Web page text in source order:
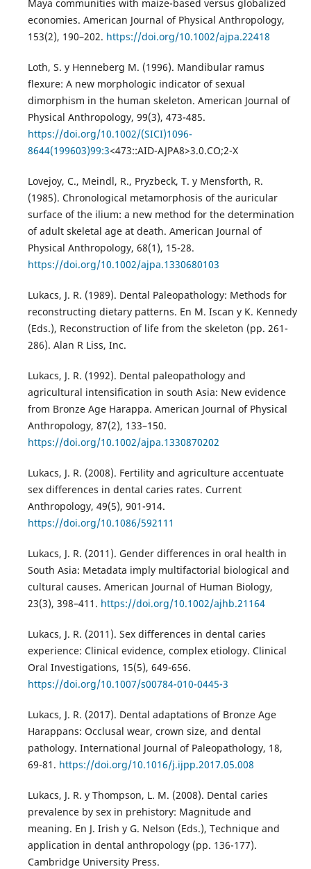
Maya communities with maize-based versus globalized
economies. American Journal of Physical Anthropology,
153(2), 190–202. https://doi.org/10.1002/ajpa.22418
Loth, S. y Henneberg M. (1996). Mandibular ramus
flexure: A new morphologic indicator of sexual
dimorphism in the human skeleton. American Journal of
Physical Anthropology, 99(3), 473-485.
https://doi.org/10.1002/(SICI)1096-
8644(199603)99:3<473::AID-AJPA8>3.0.CO;2-X
Lovejoy, C., Meindl, R., Pryzbeck, T. y Mensforth, R.
(1985). Chronological metamorphosis of the auricular
surface of the ilium: a new method for the determination
of adult skeletal age at death. American Journal of
Physical Anthropology, 68(1), 15-28.
https://doi.org/10.1002/ajpa.1330680103
Lukacs, J. R. (1989). Dental Paleopathology: Methods for
reconstructing dietary patterns. En M. Iscan y K. Kennedy
(Eds.), Reconstruction of life from the skeleton (pp. 261-
286). Alan R Liss, Inc.
Lukacs, J. R. (1992). Dental paleopathology and
agricultural intensification in south Asia: New evidence
from Bronze Age Harappa. American Journal of Physical
Anthropology, 87(2), 133–150.
https://doi.org/10.1002/ajpa.1330870202
Lukacs, J. R. (2008). Fertility and agriculture accentuate
sex differences in dental caries rates. Current
Anthropology, 49(5), 901-914.
https://doi.org/10.1086/592111
Lukacs, J. R. (2011). Gender differences in oral health in
South Asia: Metadata imply multifactorial biological and
cultural causes. American Journal of Human Biology,
23(3), 398–411. https://doi.org/10.1002/ajhb.21164
Lukacs, J. R. (2011). Sex differences in dental caries
experience: Clinical evidence, complex etiology. Clinical
Oral Investigations, 15(5), 649-656.
https://doi.org/10.1007/s00784-010-0445-3
Lukacs, J. R. (2017). Dental adaptations of Bronze Age
Harappans: Occlusal wear, crown size, and dental
pathology. International Journal of Paleopathology, 18,
69-81. https://doi.org/10.1016/j.ijpp.2017.05.008
Lukacs, J. R. y Thompson, L. M. (2008). Dental caries
prevalence by sex in prehistory: Magnitude and
meaning. En J. Irish y G. Nelson (Eds.), Technique and
application in dental anthropology (pp. 136-177).
Cambridge University Press.